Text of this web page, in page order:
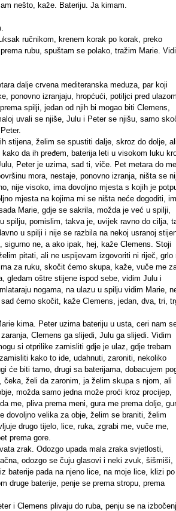
nešto, kaže. Bateriju. Ja kimam.
ručnikom, krenem korak po korak, preko
rubu, spuštam se polako, tražim Marie.
dalje crvena mediteranska meduza, par koji
ponovno izranjaju, hropćući, potiljci pred
spilji, jedan od njih bi mogao biti Clemens,
uvali se njiše, Julu i Peter se njišu, samo
stijena, želim se spustiti dalje, skroz do dolje, ali
da ih pređem, baterija leti u visokom luku
Peter je uzima, sad ti, viče. Pet metara do
mora, nestaje, ponovno izranja, ništa se
nije visoko, ima dovoljno mjesta s kojih je
mjesta na kojima mi se ništa neće dogoditi,
Marie, gdje se sakrila, možda je već u spilji,
spilju, pomislim, takva je, uvijek ravno do cilja,
u spilji i nije se razbila na nekoj usranoj
sigurno ne, a ako ipak, hej, kaže Clemens. Stoji
pitati, ali ne uspijevam izgovoriti ni riječ, grlo
za ruku, skočit ćemo skupa, kaže, vuče me
gledam oštre stijene ispod sebe, vidim Julu i
nogama, na ulazu u spilju vidim Marie,
ćemo skočit, kaže Clemens, jedan, dva, tri,
kima. Peter uzima bateriju u usta, ceri nam
Clemens ga slijedi, Julu ga slijedi. Vidim
si otprilike zamisliti gdje je ulaz, gdje trebam
kako to ide, udahnuti, zaroniti, nekoliko
će biti tamo, drugi sa baterijama, dobacujem
čeka, želi da zaronim, ja želim skupa s njom, ali
možda samo jedna može proći kroz procijep,
me, pliva prema meni, gura me prema dolje,
dovoljno velika za obje, želim se braniti, želim
drugo tijelo, lice, ruka, zgrabi me, vuče me,
prema gore.
zrak. Odozgo upada mala zraka svjetlosti,
odozgo se čuju glasovi i neki zvuk, šišmiši,
baterije pada na njeno lice, na moje lice, klizi po
druge baterije, penje se prema stropu, prema
i Clemens plivaju do ruba, penju se na